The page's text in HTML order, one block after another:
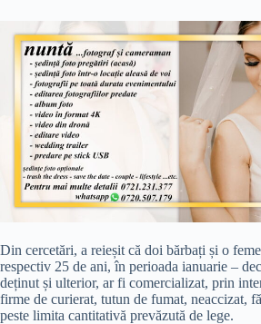
Din cercetări, a reieșit că doi bărbați și o
respectiv 25 de ani, în perioada ianuarie –
deținut și ulterior, ar fi comercializat, prin
firme de curierat, tutun de fumat, neaccizat,
peste limita cantitativă prevăzută de lege.